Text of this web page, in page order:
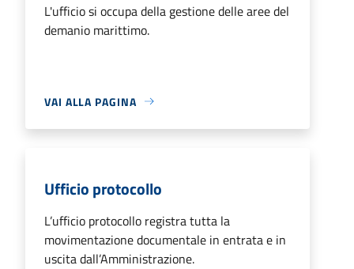
L'ufficio si occupa della gestione delle aree del
demanio marittimo.
VAI ALLA PAGINA
Ufficio protocollo
L’ufficio protocollo registra tutta la
movimentazione documentale in entrata e in
uscita dall’Amministrazione.